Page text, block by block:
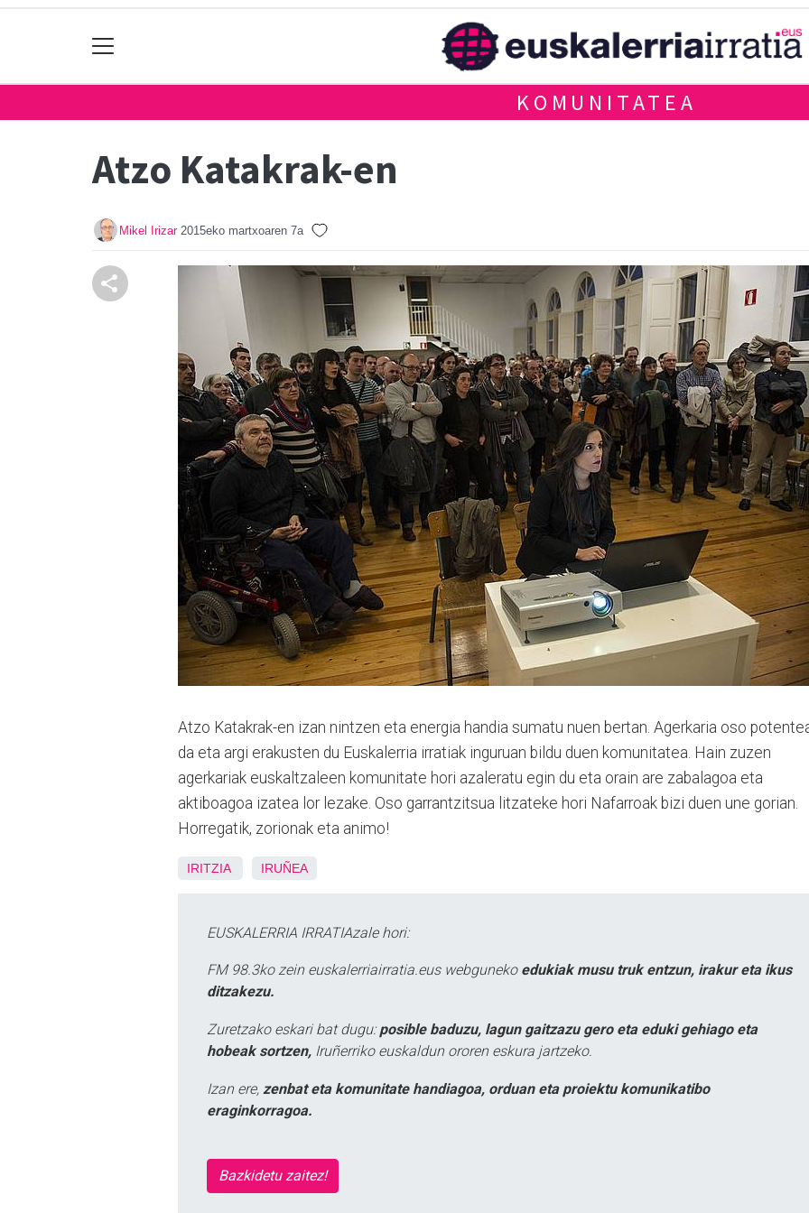
KOMUNITATEA
Atzo Katakrak-en
Mikel Irizar 2015eko martxoaren 7a
Atzo Katakrak-en izan nintzen eta energia handia sumatu nuen bertan. Agerkaria oso
da eta argi erakusten du Euskalerria irratiak inguruan bildu duen komunitatea. Hain zuzen
agerkariak euskaltzaleen komunitate hori azaleratu egin du eta orain are zabalagoa eta
aktiboagoa izatea lor lezake. Oso garrantzitsua litzateke hori Nafarroak bizi duen une gorian.
Horregatik, zorionak eta animo!
IRITZIA IRUÑEA
EUSKALERRIA IRRATIAzale hori:
FM 98.3ko zein euskalerriairratia.eus webguneko edukiak musu truk entzun, irakur eta ikus
ditzakezu.
Zuretzako eskari bat dugu: posible baduzu, lagun gaitzazu gero eta eduki gehiago eta
hobeak sortzen, Iruñerriko euskaldun ororen eskura jartzeko.
Izan ere, zenbat eta komunitate handiagoa, orduan eta proiektu komunikatibo
eraginkorragoa.
Bazkidetu zaitez!